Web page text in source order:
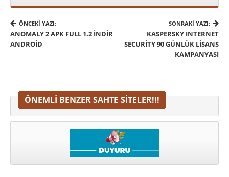
ÖNCEKI YAZI:
ANOMALY 2 APK FULL 1.2 İNDIR
ANDROID
SONRAKI YAZI:
KASPERSKY INTERNET
SECURITY 90 GÜNLÜK LISANS
KAMPANYASI
ÖNEMLI BENZER SAHTE SITELER!!!